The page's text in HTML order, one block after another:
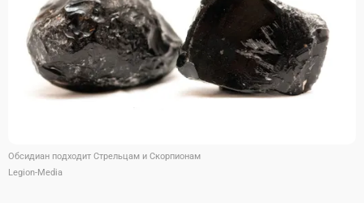
Обсидиан подходит Стрельцам и Скорпионам
Legion-Media